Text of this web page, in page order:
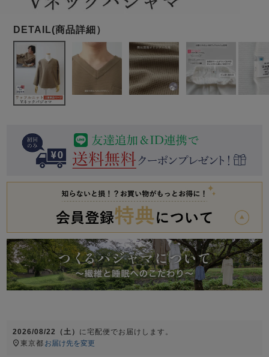
ガールズパジャマ
春 夏 冬
売れ筋ランキング
すべての生地一覧はこちら
売れ筋ランキング
- Item Ranking -
- New Arrival -
目的別でさがす一覧はこちら
すべてのメン
ズ
パジャマ
前開き かぶり スリーパー
作務衣
ーブ
上着単品
ズボン単品
すべてのキッ
ズ
2026/08/22（土） に宅配便 でお届けします。
東京都 お届け先を変更